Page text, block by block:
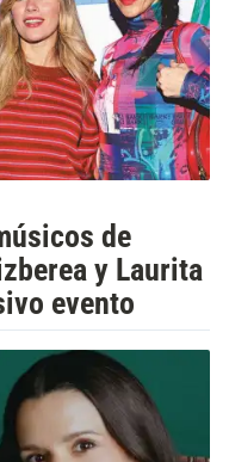
de
y Laurita
evento